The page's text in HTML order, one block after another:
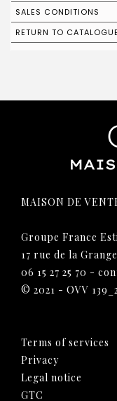
SALES CONDITIONS
RETURN TO CATALOGUE
MAISON DE
Groupe France
17 rue de la
06 15 27 25 70 -
© 2021 - OVV
Terms of services
Privacy
Legal notice
GTC